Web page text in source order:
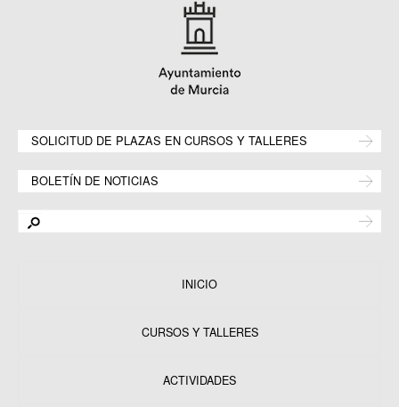
SOLICITUD DE PLAZAS EN CURSOS Y TALLERES
BOLETÍN DE NOTICIAS
INICIO
CURSOS Y TALLERES
ACTIVIDADES